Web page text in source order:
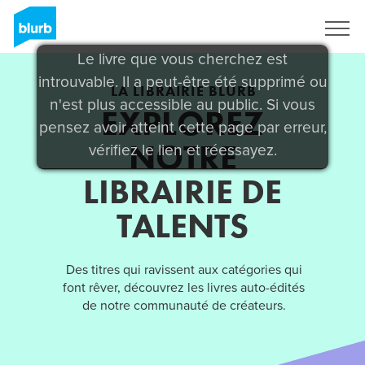
Le livre que vous cherchez est
introuvable. Il a peut-être été supprimé ou
n'est plus accessible au public. Si vous
pensez avoir atteint cette page par erreur,
vérifiez le lien et réessayez.
LA LIBRAIRIE BLURB
EXPLOREZ
NOTRE
LIBRAIRIE DE
TALENTS
Des titres qui ravissent aux catégories qui
font rêver, découvrez les livres auto-édités
de notre communauté de créateurs.